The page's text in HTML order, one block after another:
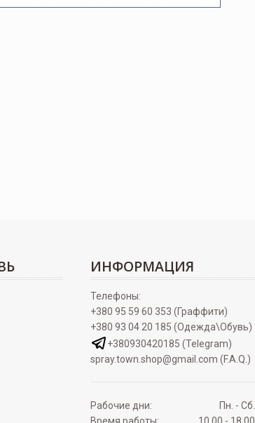
ИНФОРМАЦИЯ
Телефоны:
+380 95 59 60 353 (Граффити)
+380 93 04 20 185 (Одежда\Обувь)
+380930420185 (Telegram)
spray.town.shop@gmail.com (F.A.Q.)
Рабочие дни:
Пн. - Сб.